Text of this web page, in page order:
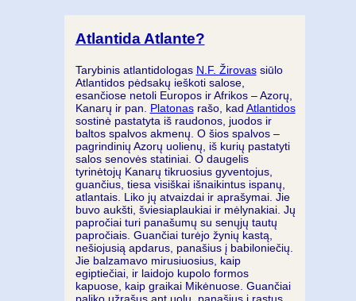
Atlantida Atlante?
Tarybinis atlantidologas N.F. Žirovassiūlo
Atlantidos pėdsakų ieškoti salose,
esančiose netoli Europos ir Afrikos – Azorų,
Kanarų ir pan. Platonasrašo, kad Atlantidos
sostinė pastatyta iš raudonos, juodos ir
baltos spalvos akmenų. O šios spalvos –
pagrindinių Azorų uolienų, iš kurių pastatyti
salos senovės statiniai. O daugelis
tyrinėtojų Kanarų tikruosius gyventojus,
guančius, tiesa visiškai išnaikintus ispanų,
atlantais. Liko jų atvaizdai ir aprašymai. Jie
buvo aukšti, šviesiaplaukiai ir mėlynakiai. Jų
papročiai turi panašumų su senųjų tautų
papročiais. Guančiai turėjo žynių kastą,
nešiojusią apdarus, panašius į babiloniečių.
Jie balzamavo mirusiuosius, kaip
egiptiečiai, ir laidojo kupolo formos
kapuose, kaip graikai Mikėnuose. Guančiai
paliko užrašus ant uolų, panašius į rastus